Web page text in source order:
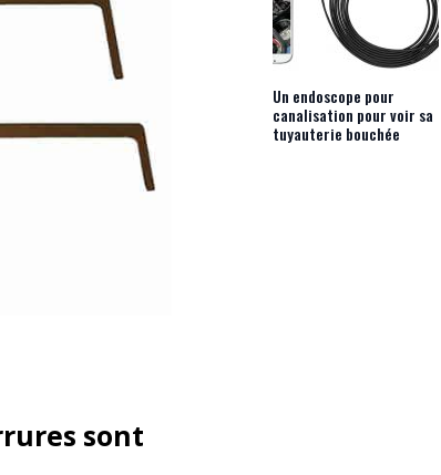
sont
Un endoscope pour
canalisation pour voir sa
tuyauterie bouchée